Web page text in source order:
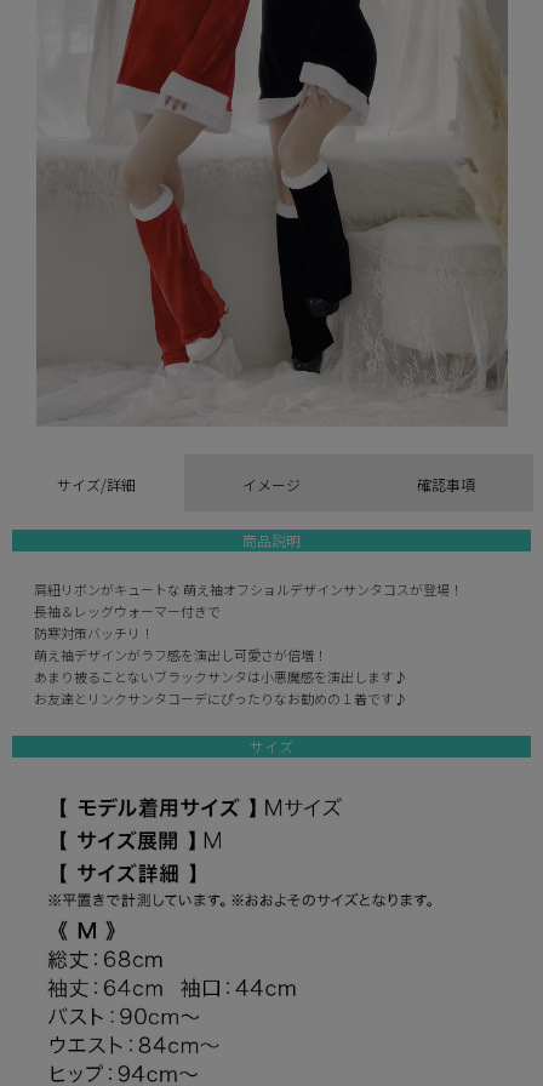
サイズ/詳細 イメージ 確認事項
商品説明
肩紐リボンがキュートな 萌え袖オフショルデザインサンタコスが登場！
長袖＆レッグウォーマー付きで
防寒対策バッチリ！
萌え袖デザインがラフ感を演出し可愛さが倍増！
あまり被ることないブラックサンタは小悪魔感を演出します♪
お友達とリンクサンタコーデにぴったりなお勧めの１着です♪
サイズ